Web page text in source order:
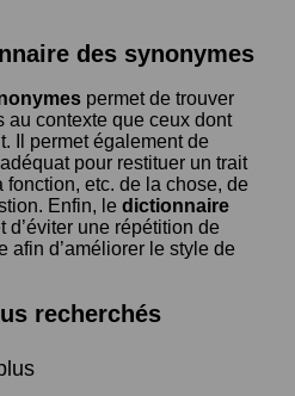
des synonymes
permet de trouver
au contexte que ceux dont
Il permet également de
pour restituer un trait
etc. de la chose, de
Enfin, le dictionnaire
d’éviter une répétition de
afin d’améliorer le style de
recherchés